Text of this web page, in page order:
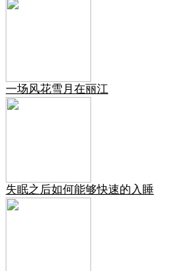
一场风花雪月在丽江
失眠之后如何能够快速的入睡